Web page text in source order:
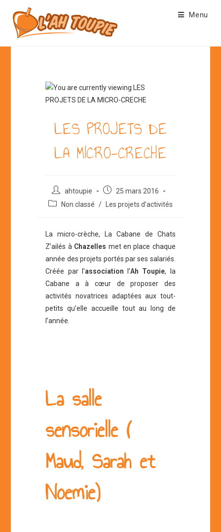
content
Menu
LES PROJETS DE
LA MICRO-CRECHE
Auteur/autrice
de
ahtoupie
Post
published:
25 mars 2016
PostNon classé / Les projets d'activités
La micro-crèche, La Cabane de Chats
Z’ailés à Chazelles met en place chaque
année des projets portés par ses salariés.
Créée par l’association l’Ah Toupie, la
Cabane a à cœur de proposer des
activités novatrices adaptées aux tout-
petits qu’elle accueille tout au long de
l’année.
La salle
sensorielle (
Maud, Sarah et
Noemie)